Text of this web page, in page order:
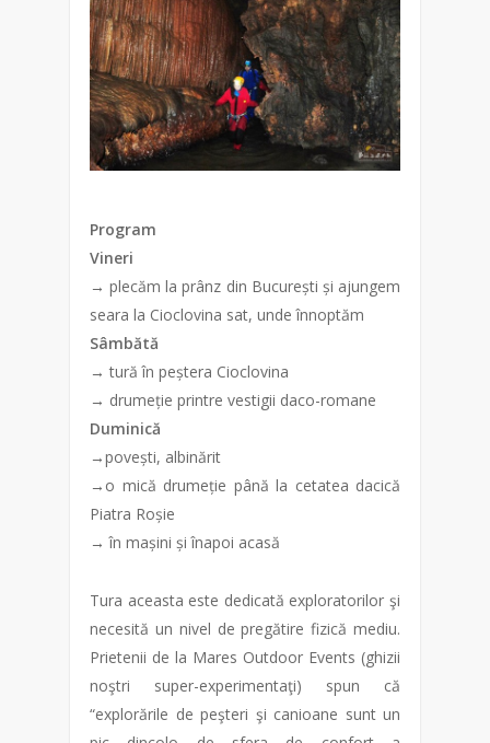
Program
Vineri
→ plecăm la prânz din București și ajungem
seara la Cioclovina sat, unde înnoptăm
Sâmbătă
→ tură în peștera Cioclovina
→ drumeție printre vestigii daco-romane
Duminică
→povești, albinărit
→o mică drumeție până la cetatea dacică
Piatra Roșie
→ în mașini și înapoi acasă
Tura aceasta este dedicată exploratorilor şi
necesită un nivel de pregătire fizică mediu.
Prietenii de la Mares Outdoor Events (ghizii
noştri super-experimentaţi) spun că
“explorările de peşteri şi canioane sunt un